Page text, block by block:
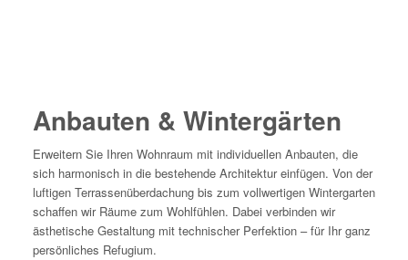
Anbauten & Wintergärten
Erweitern Sie Ihren Wohnraum mit individuellen Anbauten, die
sich harmonisch in die bestehende Architektur einfügen. Von der
luftigen Terrassenüberdachung bis zum vollwertigen Wintergarten
schaffen wir Räume zum Wohlfühlen. Dabei verbinden wir
ästhetische Gestaltung mit technischer Perfektion – für Ihr ganz
persönliches Refugium.